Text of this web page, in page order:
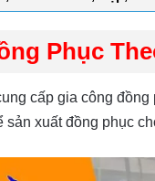
Phục
cấp gia công
xuất đồng phục